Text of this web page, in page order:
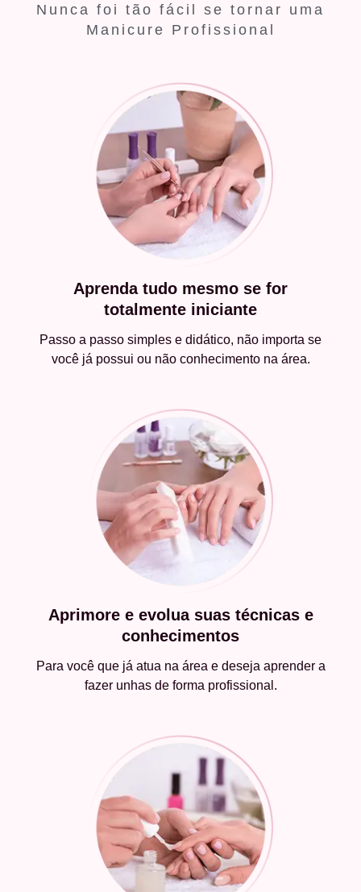
Nunca foi tão fácil se tornar uma
Manicure Profissional
Aprenda tudo mesmo se for
totalmente iniciante
Passo a passo simples e didático, não importa se
você já possui ou não conhecimento na área.
Aprimore e evolua suas técnicas e
conhecimentos
Para você que já atua na área e deseja aprender a
fazer unhas de forma profissional.